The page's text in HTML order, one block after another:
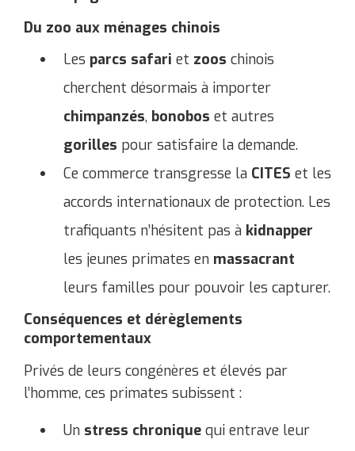
Du zoo aux ménages chinois
Les parcs safari et zoos chinois
cherchent désormais à importer
chimpanzés, bonobos et autres
gorilles pour satisfaire la demande.
Ce commerce transgresse la CITES et les
accords internationaux de protection. Les
trafiquants n’hésitent pas à kidnapper
les jeunes primates en massacrant
leurs familles pour pouvoir les capturer.
Conséquences et dérèglements
comportementaux
Privés de leurs congénères et élevés par
l’homme, ces primates subissent :
Un stress chronique qui entrave leur